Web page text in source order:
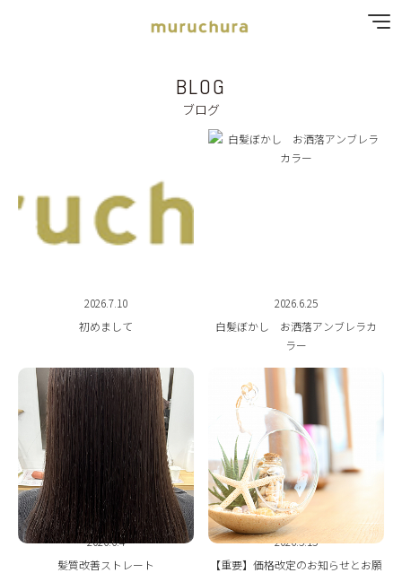
SHOP & STAFF
COUPON
RECRUIT
BLOG
ONLINE STORE
BLOG
ブログ
2026.7.10
初めまして
2026.6.25
白髪ぼかし お洒落アンブレラカ
ラー
2026.6.4
髪質改善ストレート
2026.5.15
【重要】価格改定のお知らせとお願